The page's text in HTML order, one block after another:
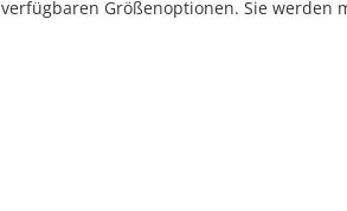
Größenoptionen. Sie werden